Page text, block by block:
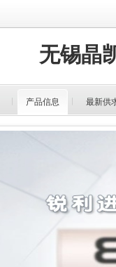
无锡晶
产品信息 最新供